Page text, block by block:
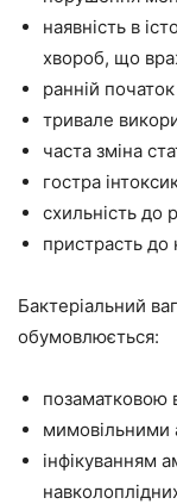
наявність в
хвороб, що
ранній
тривале
часта зміна
гостра
схильність до
пристрасть до
Бактеріальний
обумовлюється:
позаматковою
мимовільними
інфікуванням